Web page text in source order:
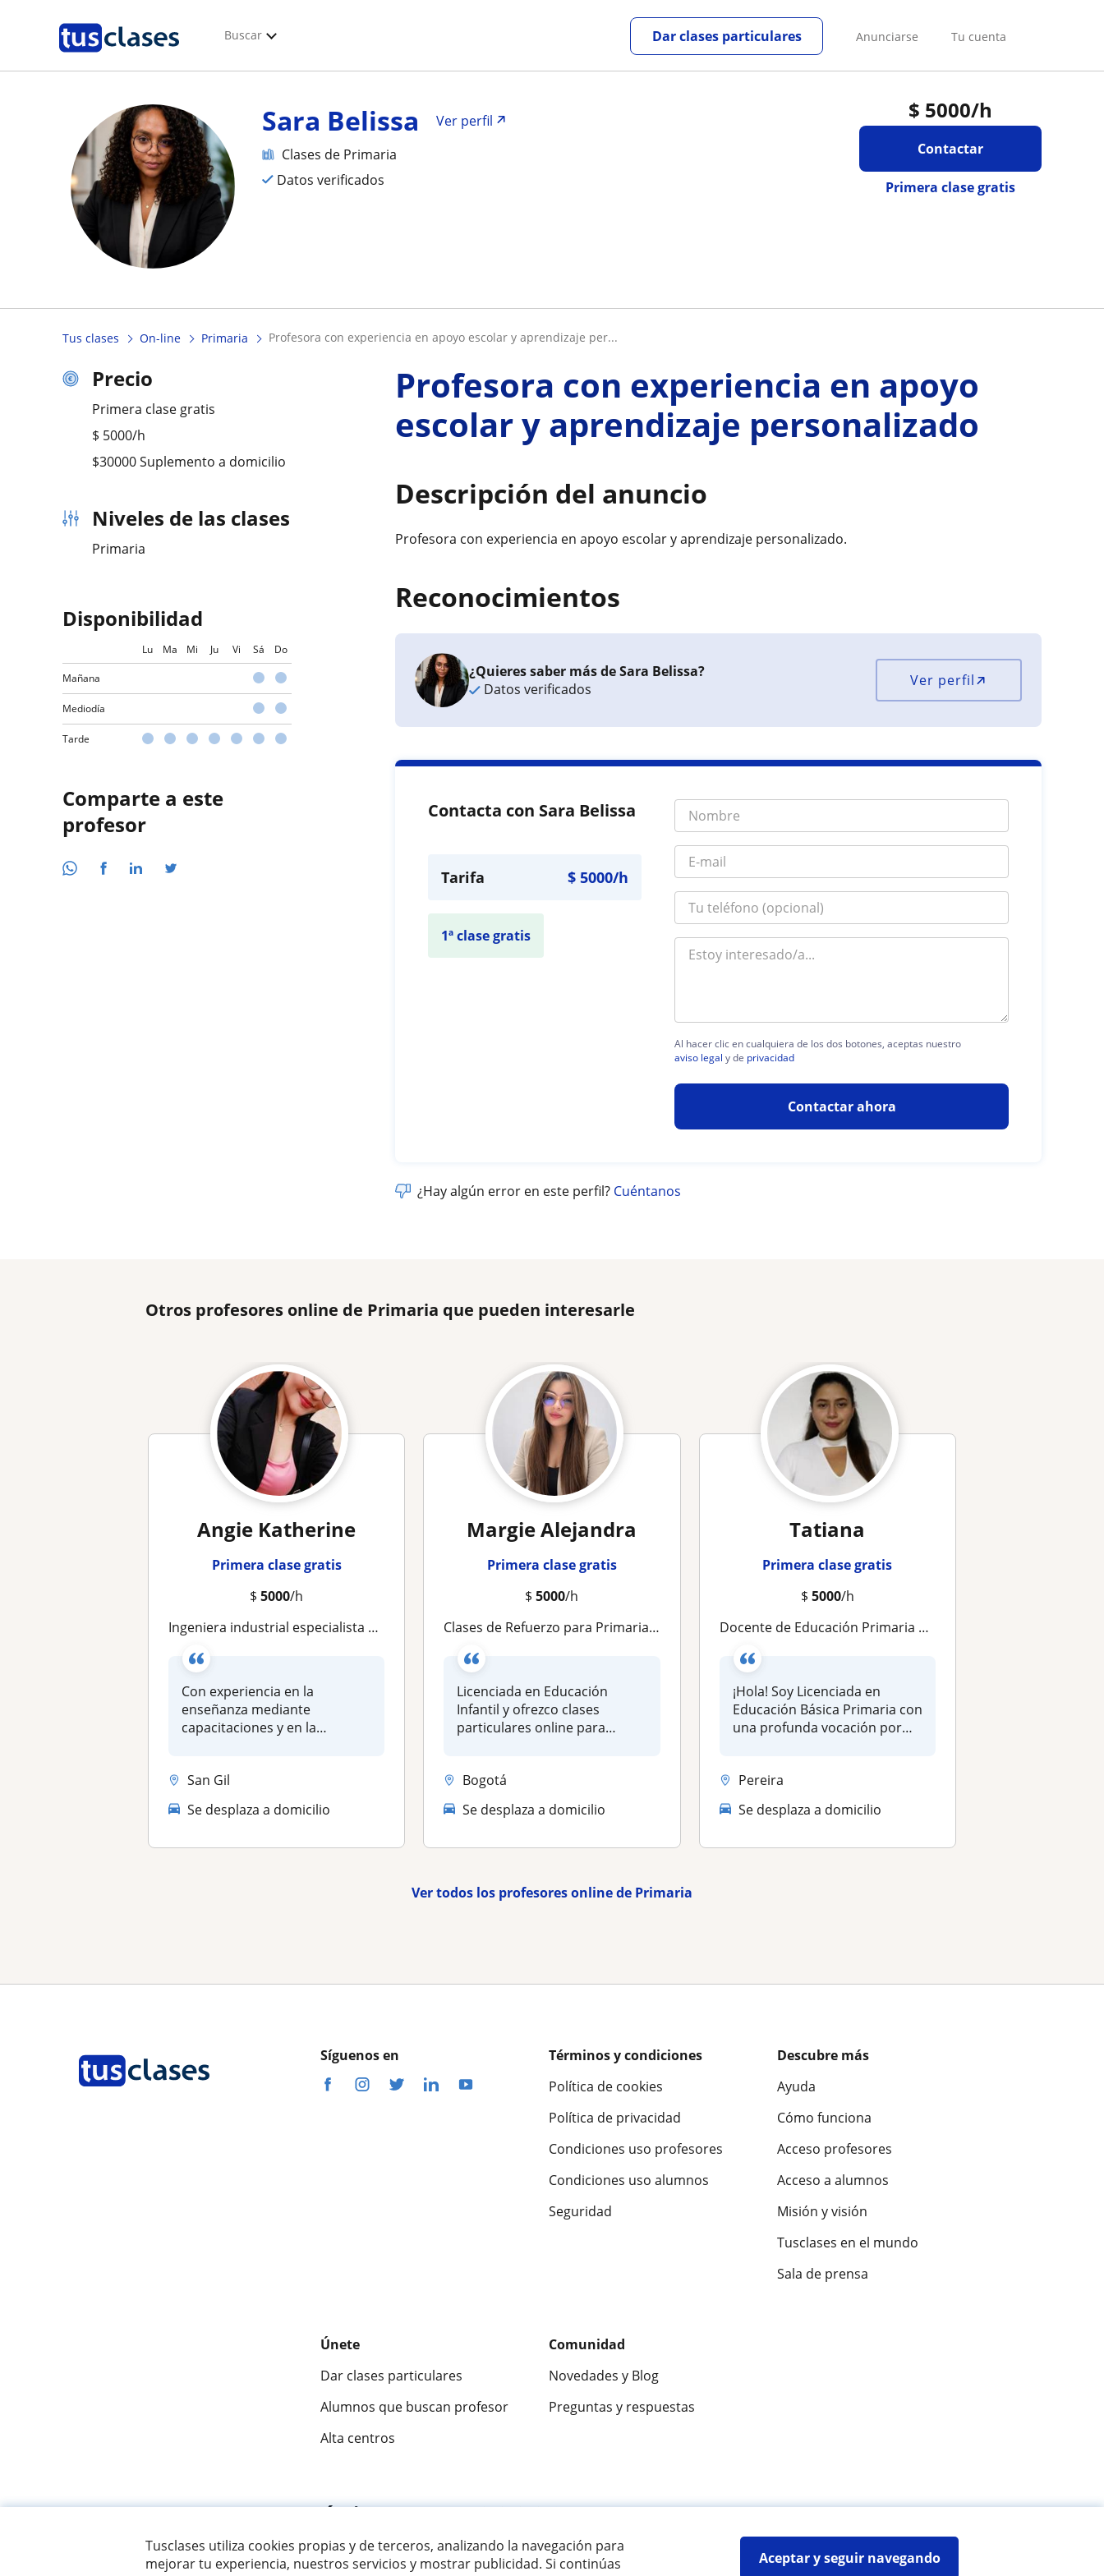
Tusclases utiliza cookies propias y de terceros, analizando la navegación para
mejorar tu experiencia, nuestros servicios y mostrar publicidad. Si continúas
Aceptar y seguir navegando
Buscar Anunciarse Tu cuenta
Dar clases particulares
$ 5000/h
Contactar
Primera clase gratis
Sara Belissa
Ver perfil
Clases de Primaria
Datos verificados
Tus clases On-line Primaria profesora con experiencia en apoyo escolar y aprendizaje per...
Precio
Primera clase gratis
$ 5000/h
$30000 Suplemento a domicilio
Niveles de las clases
Primaria
Disponibilidad
Lu Ma Mi Ju Vi Sá Do
Mañana
Mediodía
Tarde
Comparte a este
profesor
Profesora con experiencia en apoyo
escolar y aprendizaje personalizado
Descripción del anuncio
Profesora con experiencia en apoyo escolar y aprendizaje personalizado.
Reconocimientos
¿Quieres saber más de Sara Belissa?
Datos verificados
Ver perfil
Contacta con Sara Belissa
Tarifa $5000/h
1ª clase gratis
Al hacer clic en cualquiera de los dos botones, aceptas nuestro
aviso legal y de privacidad
Contactar ahora
¿Hay algún error en este perfil? Cuéntanos
Otros profesores online de Primaria que pueden interesarle
Angie Katherine
Primera clase gratis
$5000/h
Ingeniera industrial especialista en seguridad y salud
Con experiencia en la
enseñanza mediante
capacitaciones y en la
San Gil
Se desplaza a domicilio
Margie Alejandra
Primera clase gratis
$5000/h
Clases de Refuerzo para Primaria | Aprender con Confianza y Resultados
Licenciada en Educación
Infantil y ofrezco clases
particulares online para
Bogotá
Se desplaza a domicilio
Tatiana
Primera clase gratis
$ 5000/h
Docente de Educación Primaria apasionada y paciente ofrece clases particulares y regularización escolar virtual
¡Hola! Soy Licenciada en
Educación Básica Primaria con
una profunda vocación por
Pereira
Se desplaza a domicilio
Ver todos los profesores online de Primaria
Síguenos en
Términos y condiciones
Política de cookies
Política de privacidad
Condiciones uso profesores
Condiciones uso alumnos
Seguridad
Descubre más
Ayuda
Cómo funciona
Acceso profesores
Acceso a alumnos
Misión y visión
Tusclases en el mundo
Sala de prensa
Únete
Dar clases particulares
Alumnos que buscan profesor
Alta centros
Comunidad
Novedades y Blog
Preguntas y respuestas
Fantástica 9,5/10 ★★★★★
© 2007 - 2026 Tusclases.co Mapa web:Profesores particulares